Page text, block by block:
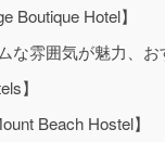
Boutique Hotel】
な雰囲気が魅力、
】
Beach Hostel】